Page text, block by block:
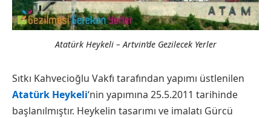
Atatürk Heykeli – Artvin’de Gezilecek Yerler
Sıtkı Kahvecioğlu Vakfı tarafından yapımı üstlenilen
Atatürk Heykeli‘nin yapımına 25.5.2011 tarihinde
başlanılmıştır. Heykelin tasarımı ve imalatı Gürcü